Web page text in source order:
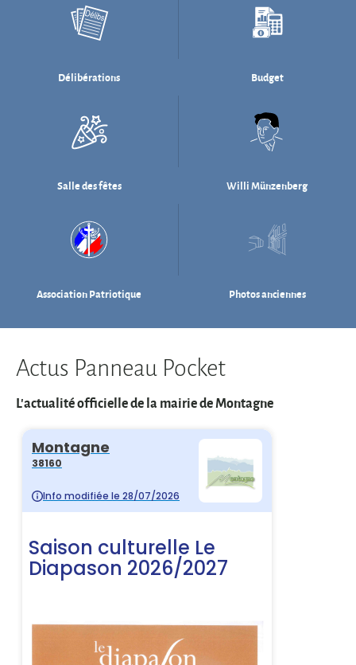
Salle des fêtes Willi Münzenberg
Association Patriotique Photos anciennes
Actus Panneau Pocket
L'actualité officielle de la mairie de Montagne